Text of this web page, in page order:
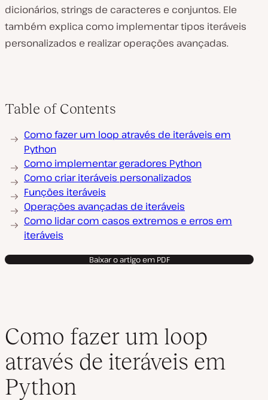
dicionários, strings de caracteres e conjuntos. Ele
também explica como implementar tipos iteráveis
personalizados e realizar operações avançadas.
Table of Contents
Como fazer um loop através de iteráveis em
Python
Como implementar geradores Python
Como criar iteráveis personalizados
Funções iteráveis
Operações avançadas de iteráveis
Como lidar com casos extremos e erros em
iteráveis
Baixar o artigo em PDF
Como fazer um loop
através de iteráveis em
Python